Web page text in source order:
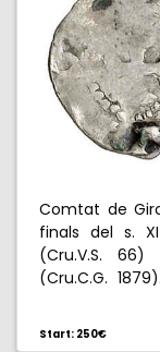
Comtat de
finals del s.
(Cru.V.S.
(Cru.C.G.
Start: 250€